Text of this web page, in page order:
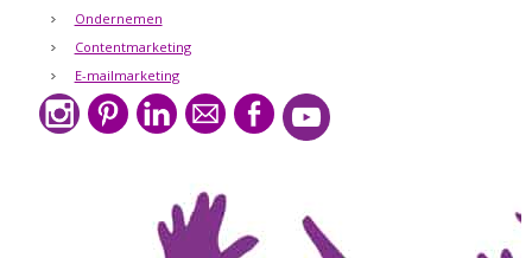
Ondernemen
Contentmarketing
E-mailmarketing